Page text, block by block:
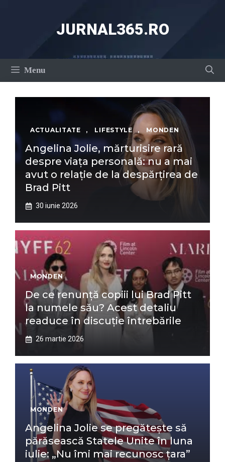
JURNAL365.RO
Menu
ACTUALITATE , LIFESTYLE , MONDEN
Angelina Jolie, mărturisire rară
despre viața personală: nu a mai
avut o relație de la despărțirea de
Brad Pitt
30 iunie 2026
MONDEN
De ce renunță copiii lui Brad Pitt
la numele său? Acest detaliu
readuce în discuție întrebările
26 martie 2026
MONDEN
Angelina Jolie se pregătește să
părăsească Statele Unite în luna
iulie: „Nu îmi mai recunosc țara”